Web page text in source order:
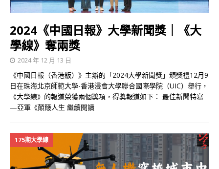
2024《中國日報》大學新聞獎｜《大
學線》奪兩獎
2024 年 12 月 13 日
《中國日報（香港版）》主辦的「2024大學新聞獎」頒獎禮12月9
日在珠海北京師範大學-香港浸會大學聯合國際學院（UIC）舉行，
《大學線》的報道榮獲兩個獎項，得獎報道如下： 最佳新聞特寫
—亞軍《顛簸人生 繼續閱讀
175期大學線